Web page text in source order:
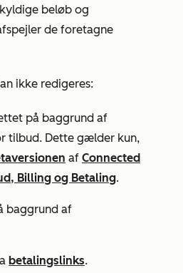
beløb og
de foretagne
ikke redigeres:
på baggrund af
tilbud. Dette gælder kun,
af Connected
Billing og Betaling.
baggrund af
betalingslinks.